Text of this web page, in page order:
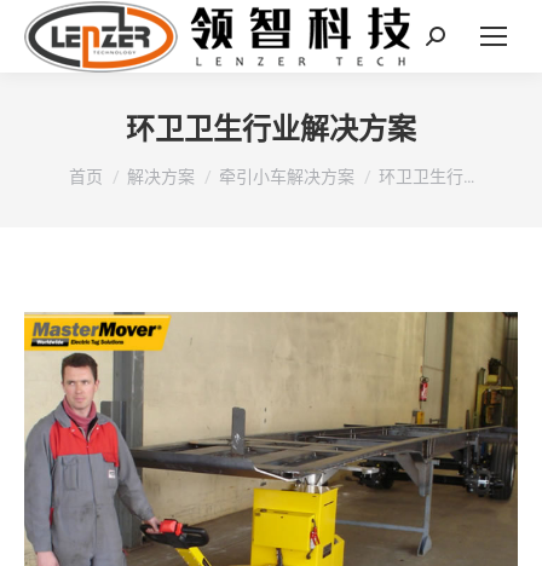
Search:
环卫卫生行业解决方案
您在这里：
首页 解决方案 牵引小车解决方案 环卫卫生行…